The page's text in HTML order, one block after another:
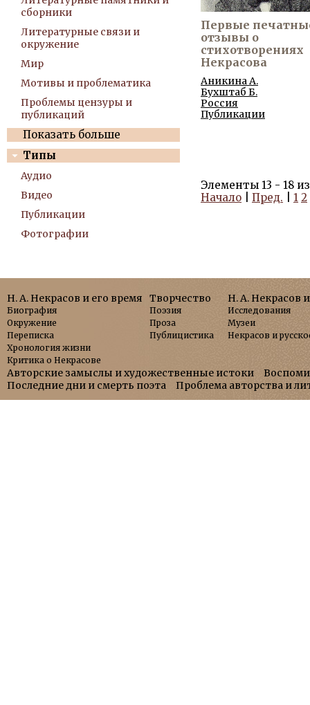
сборники
Литературные связи и
окружение
Мир
Мотивы и проблематика
Проблемы цензуры и
публикаций
Показать больше
Типы
Аудио
Видео
Публикации
Фотографии
Первые
отзывы о
стихотворениях
Некрасова
Аникина А.
Бухштаб Б.
Россия
Публикации
Элементы 13 - 18 из
Начало
Пред. 1 2
Н. А. Некрасов и его время
Биография
Окружение
Переписка
Хронология жизни
Критика о Некрасове
Творчество
Поэзия
Проза
Публицистика
Н. А. Некрасов
Исследования
Музеи
Некрасов и
Авторские замыслы и художественные истоки
Последние дни и смерть поэта
Проблема авторства и